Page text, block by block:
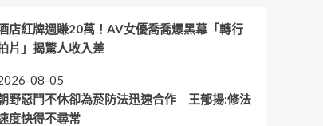
店紅牌週賺20萬！AV女優喬喬爆黑幕「轉行
片」揭驚人收入差
08-05
野惡鬥不休卻為菸防法迅速合作 王郁揚:修法
度快得不尋常